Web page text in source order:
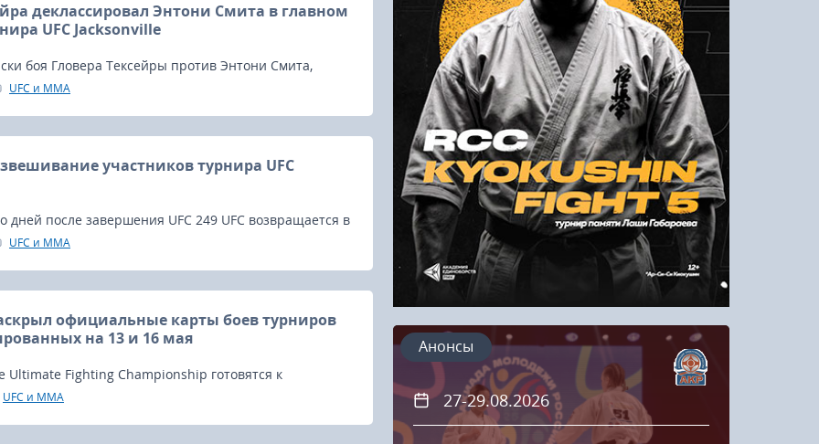
деклассировал Энтони Смита в главном
UFC Jacksonville
боя Гловера Тексейры против Энтони Смита,
событием турнира UFC Jacksonville.
UFC и MMA
участников турнира UFC
дней после завершения UFC 249 UFC возвращается в
UFC Jacksonville, который состоится во
UFC и MMA
официальные карты боев турниров
на 13 и 16 мая
Ultimate Fighting Championship готовятся к
в следующие выходные, когда 9 мая во
UFC и MMA
Войти
Напомнить пароль
Регистрация
27-29.08.2026
Анонсы